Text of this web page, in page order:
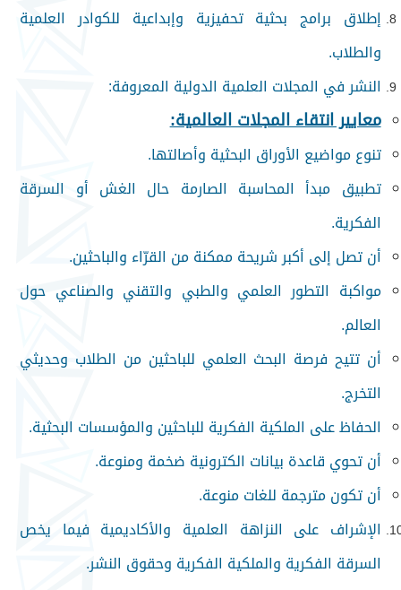
إطلاق برامج بحثية تحفيزية وإبداعية للكوادر العلمية
والطلاب.
النشر في المجلات العلمية الدولية المعروفة:
معايير انتقاء المجلات العالمية:
تنوع مواضيع الأوراق البحثية وأصالتها.
تطبيق مبدأ المحاسبة الصارمة حال الغش أو السرقة
الفكرية.
أن تصل إلى أكبر شريحة ممكنة من القرّاء والباحثين.
مواكبة التطور العلمي والطبي والتقني والصناعي حول
العالم.
أن تتيح فرصة البحث العلمي للباحثين من الطلاب وحديثي
التخرج.
الحفاظ على الملكية الفكرية للباحثين والمؤسسات البحثية.
أن تحوي قاعدة بيانات الكترونية ضخمة ومنوعة.
أن تكون مترجمة للغات منوعة.
الإشراف على النزاهة العلمية والأكاديمية فيما يخص
السرقة الفكرية والملكية الفكرية وحقوق النشر.